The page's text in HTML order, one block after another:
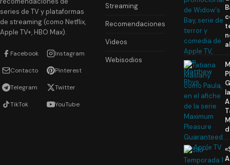
series de TV y plataformas
de streaming (como Netflix,
Apple TV+, HBO Max).
Facebook Instagram
Contacto Pinterest
Telegram Twitter
TikTok YouTube
Streaming
Recomendaciones
Videos
Webisodios